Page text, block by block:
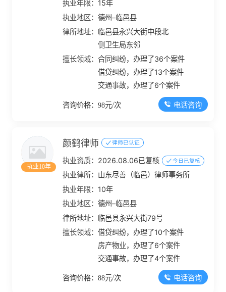
执业年限： 15年
执业地区：德州–临邑县
律所地址： 临邑县永兴大街中段北
侧卫生局东邻
擅长领域：合同纠纷，办理了36个案件
借贷纠纷，办理了13个案件
交通事故，办理了6个案件
咨询价格：98元/次 电话咨询
执业10年
颜鹤律师 律师已认证
执业资质： 2026.08.06已复核 今日已复核
执业律所： 山东尽善（临邑）律师事务所
执业年限： 10年
执业地区：德州–临邑县
律所地址： 临邑县永兴大街79号
擅长领域：借贷纠纷，办理了10个案件
房产物业，办理了6个案件
交通事故，办理了4个案件
咨询价格：88元/次 电话咨询